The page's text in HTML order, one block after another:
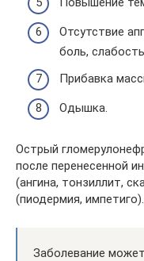
Отсутствие
боль,
Прибавка
Одышка.
Острый
после перенесенной
(ангина, тонзиллит,
(пиодермия, импетиго).
Заболевание